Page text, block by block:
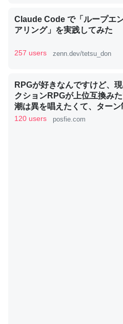
論文では「淡水はカルシウム
利だから両方が拮抗してるの
ずキチンを強化してる筈だが
─ニュース :: 【研究発表】昆虫学の
いのか」に関する新仮説
これを元に考えるとカルシウ
類は苦労してるんだな…。腹
─ニュース :: 【研究発表】昆虫学の
ウチもEchoを実家に置いて４
ちぼちRingも置こうかと画策
位置情報を共有してる。電池
Claude Code で「ループエ
アリング」を実践してみた
257 users zenn.dev/tetsu_don
RPGが好きなんですけど、
クションRPGが上位互換み
潮は異を唱えたくて、ターン
にはターン制の良さがあると
120 users posfie.com